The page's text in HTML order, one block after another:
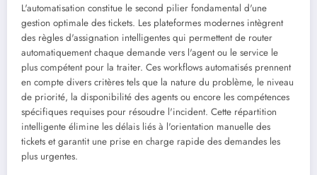
L'automatisation constitue le second pilier fondamental d'une
gestion optimale des tickets. Les plateformes modernes intègrent
des règles d'assignation intelligentes qui permettent de router
automatiquement chaque demande vers l'agent ou le service le
plus compétent pour la traiter. Ces workflows automatisés prennent
en compte divers critères tels que la nature du problème, le niveau
de priorité, la disponibilité des agents ou encore les compétences
spécifiques requises pour résoudre l'incident. Cette répartition
intelligente élimine les délais liés à l'orientation manuelle des
tickets et garantit une prise en charge rapide des demandes les
plus urgentes.